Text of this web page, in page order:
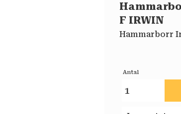
F IRWIN
Hammarborr
Antal